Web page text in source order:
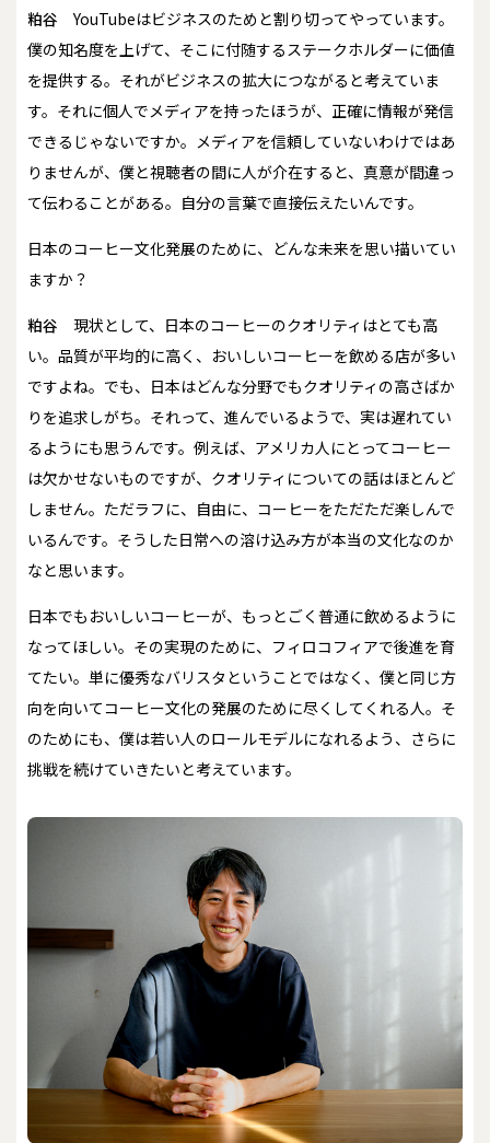
粕谷
YouTubeはビジネスのためと割り切ってやっています。
僕の知名度を上げて、そこに付随するステークホルダーに価値
を提供する。それがビジネスの拡大につながると考えていま
す。それに個人でメディアを持ったほうが、正確に情報が発信
できるじゃないですか。メディアを信頼していないわけではあ
りませんが、僕と視聴者の間に人が介在すると、真意が間違っ
て伝わることがある。自分の言葉で直接伝えたいんです。
――日本のコーヒー文化発展のために、どんな未来を思い描いてい
ますか？
粕谷
現状として、日本のコーヒーのクオリティはとても高
い。品質が平均的に高く、おいしいコーヒーを飲める店が多い
ですよね。でも、日本はどんな分野でもクオリティの高さばか
りを追求しがち。それって、進んでいるようで、実は遅れてい
るようにも思うんです。例えば、アメリカ人にとってコーヒー
は欠かせないものですが、クオリティについての話はほとんど
しません。ただラフに、自由に、コーヒーをただただ楽しんで
いるんです。そうした日常への溶け込み方が本当の文化なのか
なと思います。
日本でもおいしいコーヒーが、もっとごく普通に飲めるように
なってほしい。その実現のために、フィロコフィアで後進を育
てたい。単に優秀なバリスタということではなく、僕と同じ方
向を向いてコーヒー文化の発展のために尽くしてくれる人。そ
のためにも、僕は若い人のロールモデルになれるよう、さらに
挑戦を続けていきたいと考えています。